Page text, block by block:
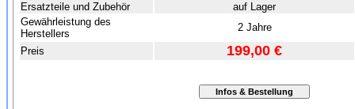
Ersatzteile und Zubehör
auf Lager
Gewährleistung des
Herstellers
2 Jahre
Preis
199,00 €